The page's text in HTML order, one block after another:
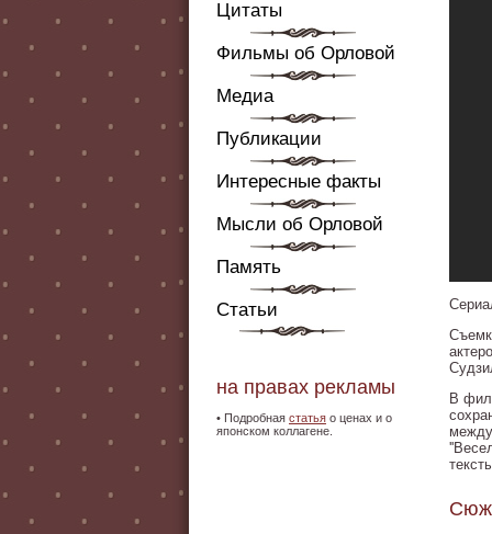
Цитаты
Фильмы об Орловой
Медиа
Публикации
Интересные факты
Мысли об Орловой
Память
Статьи
на правах рекламы
• Подробная статья о ценах и о
японском коллагене.
В